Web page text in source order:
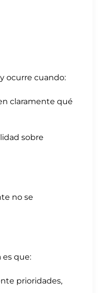
ocurre cuando:
claramente qué
sobre
no se
es que:
prioridades,